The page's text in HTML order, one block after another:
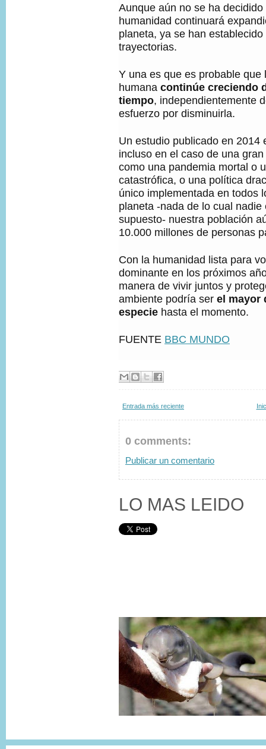
Aunque aún no se ha
humanidad continuará
planeta, ya se han
trayectorias.
Y una es que es probable que
humana continúe creciendo
tiempo, independientemente
esfuerzo por disminuirla.
Un estudio publicado en 2014
incluso en el caso de una
como una pandemia mortal o
catastrófica, o una política
único implementada en todos
planeta -nada de lo cual nadie
supuesto- nuestra población
10.000 millones de personas
Con la humanidad lista para
dominante en los próximos
manera de vivir juntos y
ambiente podría ser el mayor
especie hasta el momento.
FUENTE BBC MUNDO
Entrada más reciente
0 comments:
Publicar un comentario
LO MAS LEIDO